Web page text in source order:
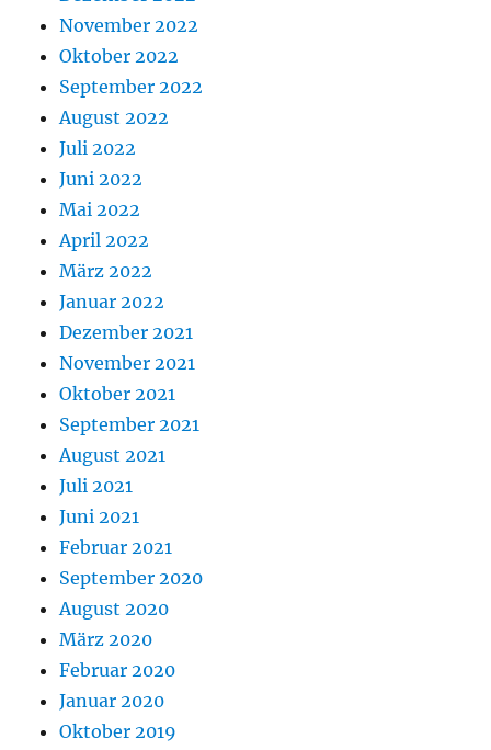
November 2022
Oktober 2022
September 2022
August 2022
Juli 2022
Juni 2022
Mai 2022
April 2022
März 2022
Januar 2022
Dezember 2021
November 2021
Oktober 2021
September 2021
August 2021
Juli 2021
Juni 2021
Februar 2021
September 2020
August 2020
März 2020
Februar 2020
Januar 2020
Oktober 2019